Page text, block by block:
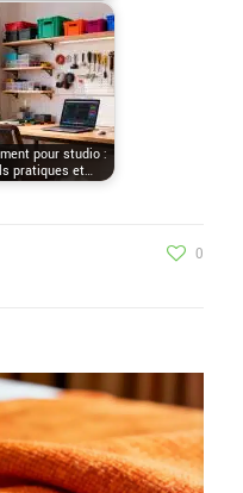
pour studio :
pratiques et…
0